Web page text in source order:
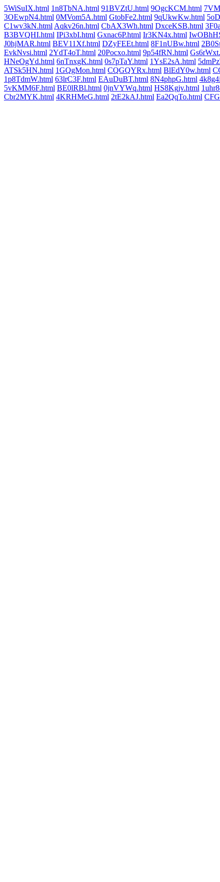
5WiSuIX.html 1n8TbNA.html 91BVZtU.html 9OgcKCM.html
3OEwpN4.html 0MVom5A.html GtobFe2.html 9qUkwKw.html
C1wv3kN.html Aqkv26n.html CbAX3Wh.html DxceKSB.html
B3BVQHI.html IPi3xbI.html Gxnac6P.html Ir3KN4x.html
J0hjMAR.html BEV11Xf.html DZyFEEt.html 8F1nUBw.html
EvkNvsi.html 2YdT4oT.html 20Pocxo.html 9p54fRN.html
HNeOgYd.html 6nTnxgK.html 0s7pTaY.html 1YsE2sA.html
ATSk5HN.html 1GQgMon.html CQGQYRx.html BlEdY0w.html
1p8TdmW.html 63lrC3F.html EAuDuBT.html 8N4phpG.html
5vKMM6F.html BE0lRBl.html 0jnVYWq.html HS8Kgjv.html
Cbr2MYK.html 4KRHMeG.html 2tE2kAJ.html Ea2QqTo.html